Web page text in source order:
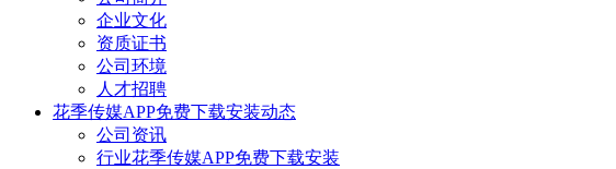
企业文化
资质证书
公司环境
人才招聘
花季传媒APP免费下载安装动态
公司资讯
行业花季传媒APP免费下载安装